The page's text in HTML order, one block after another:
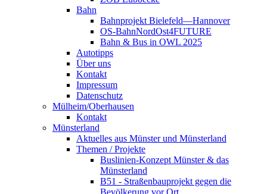
Bahn
Bahnprojekt Bielefeld—Hannover
OS-BahnNordOst4FUTURE
Bahn & Bus in OWL 2025
Autotipps
Über uns
Kontakt
Impressum
Datenschutz
Mülheim/Oberhausen
Kontakt
Münsterland
Aktuelles aus Münster und Münsterland
Themen / Projekte
Buslinien-Konzept Münster & das
Münsterland
B51 - Straßenbauprojekt gegen die
Bevölkerung vor Ort